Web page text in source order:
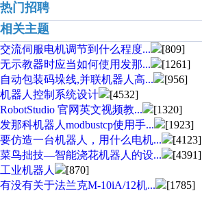
热门招聘
相关主题
交流伺服电机调节到什么程度...
[809]
无示教器时应当如何使用发那...
[1261]
自动包装码垛线,并联机器人高...
[956]
机器人控制系统设计
[4532]
RobotStudio 官网英文视频教...
[1320]
发那科机器人modbustcp使用手...
[1923]
要仿造一台机器人，用什么电机...
[4123]
菜鸟拙技—智能浇花机器人的设...
[4391]
工业机器人
[870]
有没有关于法兰克M-10iA/12机...
[1785]